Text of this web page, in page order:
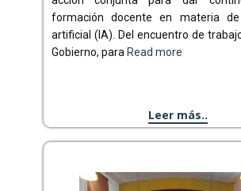
formación docente en materia de
artificial (IA). Del encuentro de
Gobierno, para Read more
Leer más..